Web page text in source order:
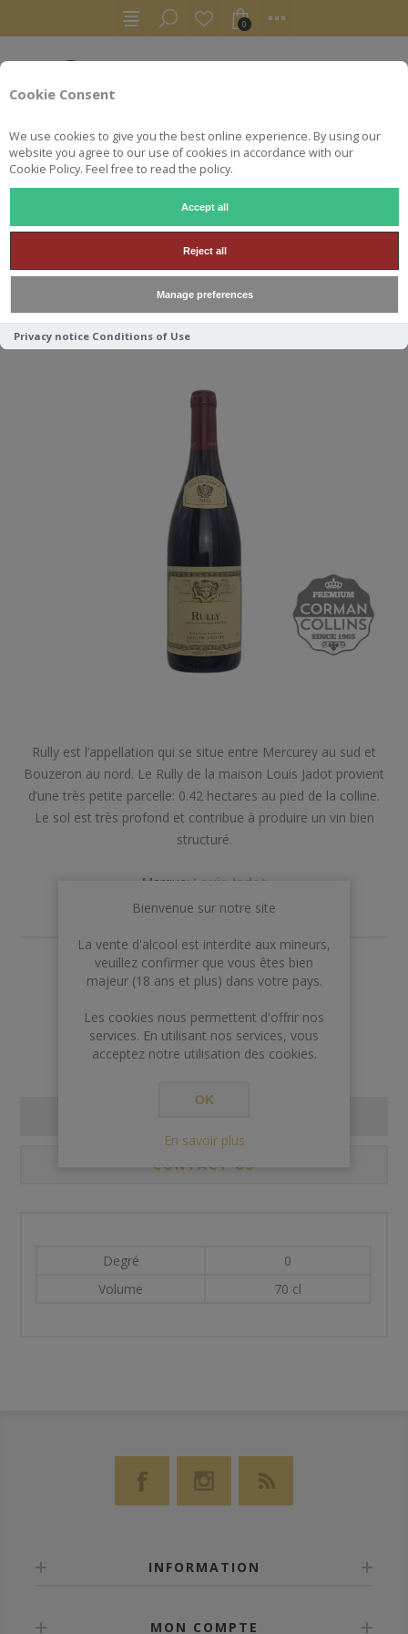
Cookie Consent
We use cookies to give you the best online experience. By using our
website you agree to our use of cookies in accordance with our
Cookie Policy. Feel free to read the policy.
Accept all
Reject all
Manage preferences
Privacy notice Conditions of Use
0
RULLY ROUGE LOUIS JADOT
Rully est l’appellation qui se situe entre Mercurey au sud et
Bouzeron au nord. Le Rully de la maison Louis Jadot provient
d’une très petite parcelle: 0.42 hectares au pied de la colline.
Le sol est très profond et contribue à produire un vin bien
structuré.
Marque: Louis Jadot
€26,00
Rupture de stock
CONTACT US
Degré
0
Volume
70 cl
INFORMATION
MON COMPTE
Bienvenue sur notre site
La vente d'alcool est interdite aux mineurs,
veuillez confirmer que vous êtes bien
majeur (18 ans et plus) dans votre pays.
Les cookies nous permettent d'offrir nos
services. En utilisant nos services, vous
acceptez notre utilisation des cookies.
OK
En savoir plus